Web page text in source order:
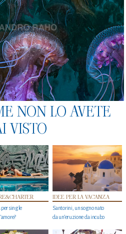
NON LO AVETE
VISTO
per single
IDEE PER LA VACANZA
Santorini, un sogno nato
da un’eruzione da incubo